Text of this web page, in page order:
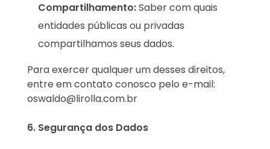
Compartilhamento:Saber com quais
entidades públicas ou privadas
compartilhamos seus dados.
Para exercer qualquer um desses direitos,
entre em contato conosco pelo e-mail:
oswaldo@lirolla.com.br
6. Segurança dos Dados